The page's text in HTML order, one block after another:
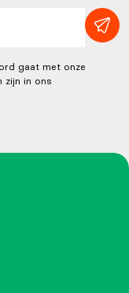
gaat met onze
zijn in ons